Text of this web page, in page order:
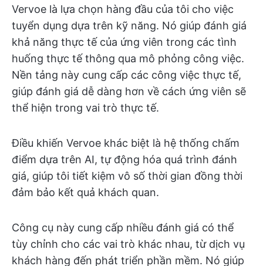
Vervoe là lựa chọn hàng đầu của tôi cho việc
tuyển dụng dựa trên kỹ năng. Nó giúp đánh giá
khả năng thực tế của ứng viên trong các tình
huống thực tế thông qua mô phỏng công việc.
Nền tảng này cung cấp các công việc thực tế,
giúp đánh giá dễ dàng hơn về cách ứng viên sẽ
thể hiện trong vai trò thực tế.
Điều khiến Vervoe khác biệt là hệ thống chấm
điểm dựa trên AI, tự động hóa quá trình đánh
giá, giúp tôi tiết kiệm vô số thời gian đồng thời
đảm bảo kết quả khách quan.
Công cụ này cung cấp nhiều đánh giá có thể
tùy chỉnh cho các vai trò khác nhau, từ dịch vụ
khách hàng đến phát triển phần mềm. Nó giúp